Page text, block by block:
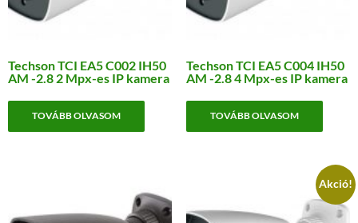
Techson TCI EA5 C002 IH50
AM -2.8 2 Mpx-es IP kamera
TOVÁBB OLVASOM
Techson TCI EA5 C004 IH50
AM -2.8 4 Mpx-es IP kamera
TOVÁBB OLVASOM
Akció!